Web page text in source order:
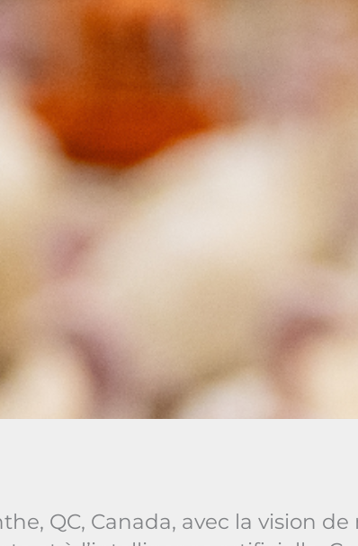
QC, Canada, avec la vision